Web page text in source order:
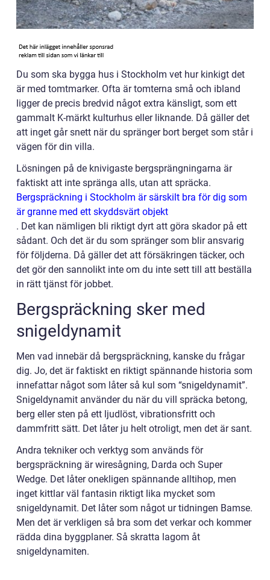
Du som ska bygga hus i Stockholm vet hur kinkigt det
är med tomtmarker. Ofta är tomterna små och ibland
ligger de precis bredvid något extra känsligt, som ett
gammalt K-märkt kulturhus eller liknande. Då gäller det
att inget går snett när du spränger bort berget som står i
vägen för din villa.
Lösningen på de knivigaste bergsprängningarna är
faktiskt att inte spränga alls, utan att spräcka.
Bergspräckning i Stockholm är särskilt bra för dig som
är granne med ett skyddsvärt objekt
. Det kan nämligen bli riktigt dyrt att göra skador på ett
sådant. Och det är du som spränger som blir ansvarig
för följderna. Då gäller det att försäkringen täcker, och
det gör den sannolikt inte om du inte sett till att beställa
in rätt tjänst för jobbet.
Bergspräckning sker med
snigeldynamit
Men vad innebär då bergspräckning, kanske du frågar
dig. Jo, det är faktiskt en riktigt spännande historia som
innefattar något som låter så kul som “snigeldynamit”.
Snigeldynamit använder du när du vill spräcka betong,
berg eller sten på ett ljudlöst, vibrationsfritt och
dammfritt sätt. Det låter ju helt otroligt, men det är sant.
Andra tekniker och verktyg som används för
bergspräckning är wiresågning, Darda och Super
Wedge. Det låter onekligen spännande alltihop, men
inget kittlar väl fantasin riktigt lika mycket som
snigeldynamit. Det låter som något ur tidningen Bamse.
Men det är verkligen så bra som det verkar och kommer
rädda dina byggplaner. Så skratta lagom åt
snigeldynamiten.